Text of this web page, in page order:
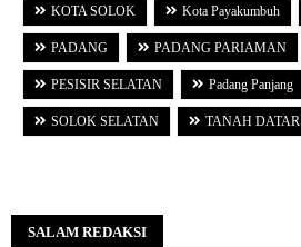
KOTA SOLOK Kota Payakumbuh
PADANG PADANG PARIAMAN
PESISIR SELATAN Padang Panjang
SOLOK SELATAN TANAH DATAR
SALAM REDAKSI